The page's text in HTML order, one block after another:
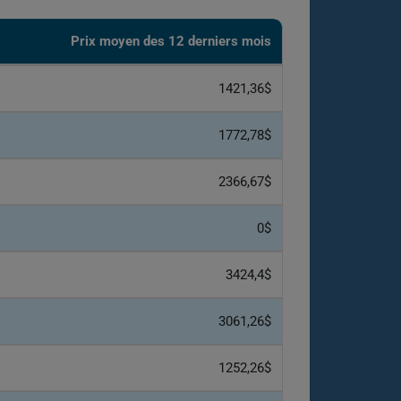
Prix ​​moyen des 12 derniers mois
1421,36$
1772,78$
2366,67$
0$
3424,4$
3061,26$
1252,26$